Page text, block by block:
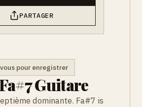
PARTAGER
pour enregistrer
Guitare
dominante. Fa#7 is